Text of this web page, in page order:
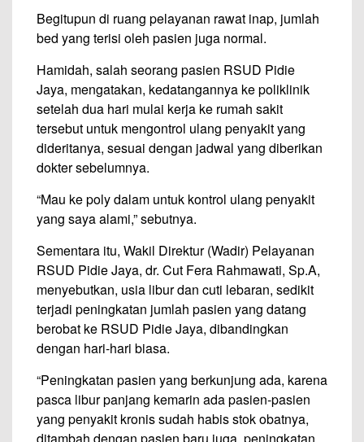
Begitupun di ruang pelayanan rawat inap, jumlah
bed yang terisi oleh pasien juga normal.
Hamidah, salah seorang pasien RSUD Pidie
Jaya, mengatakan, kedatangannya ke poliklinik
setelah dua hari mulai kerja ke rumah sakit
tersebut untuk mengontrol ulang penyakit yang
dideritanya, sesuai dengan jadwal yang diberikan
dokter sebelumnya.
“Mau ke poly dalam untuk kontrol ulang penyakit
yang saya alami,” sebutnya.
Sementara itu, Wakil Direktur (Wadir) Pelayanan
RSUD Pidie Jaya, dr. Cut Fera Rahmawati, Sp.A,
menyebutkan, usia libur dan cuti lebaran, sedikit
terjadi peningkatan jumlah pasien yang datang
berobat ke RSUD Pidie Jaya, dibandingkan
dengan hari-hari biasa.
“Peningkatan pasien yang berkunjung ada, karena
pasca libur panjang kemarin ada pasien-pasien
yang penyakit kronis sudah habis stok obatnya,